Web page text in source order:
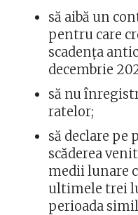
să aibă un
pentru care
scadenţa
decembrie
să nu
ratelor;
să declare pe
scăderea
medii lunare
ultimele trei
perioada